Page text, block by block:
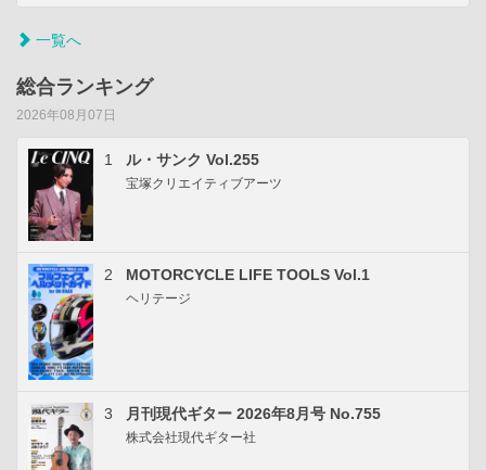
一覧へ
総合ランキング
2026年08月07日
1 ル・サンク Vol.255
宝塚クリエイティブアーツ
2 MOTORCYCLE LIFE TOOLS Vol.1
ヘリテージ
3 月刊現代ギター 2026年8月号 No.755
株式会社現代ギター社